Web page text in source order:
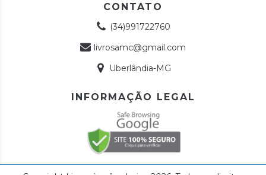
CONTATO
(34)991722760
livrosamc@gmail.com
Uberlândia-MG
INFORMAÇÃO LEGAL